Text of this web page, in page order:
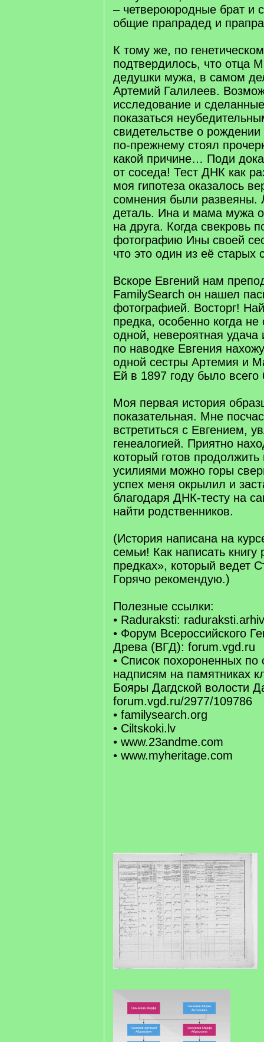
– четвероюродные брат и
общие прапрадед и
К тому же, по
подтвердилось, что отца
дедушки мужа, в самом
Артемий Галилеев.
исследование и
показаться
свидетельстве о
по-прежнему стоял
какой причине… Поди
от соседа! Тест ДНК как
моя гипотеза оказалось
сомнения были развеяны.
деталь. Ина и мама мужа
на друга. Когда свекровь
фотографию Ины своей
что это один из её старых
Вскоре Евгений нам
FamilySearch он нашел
фотографией. Восторг!
предка, особенно когда не
одной, невероятная удача
по наводке Евгения
одной сестры Артемия и
Ей в 1897 году было всего
Моя первая история
показательная. Мне
встретиться с Евгением,
генеалогией. Приятно
который готов
усилиями можно горы
успех меня окрылил и
благодаря ДНК-тесту на
найти родственников.
(История написана на
семьи! Как написать книгу
предках», который ведет
Горячо рекомендую.)
Полезные ссылки:
• Raduraksti:
• Форум Всероссийского
Древа (ВГД): forum.vgd.ru
• Список похороненных
надписям на памятниках
Бояры Дагдской волости
forum.vgd.ru/2977/109786
• familysearch.org
• Ciltskoki.lv
• www.23andme.com
• www.myheritage.com